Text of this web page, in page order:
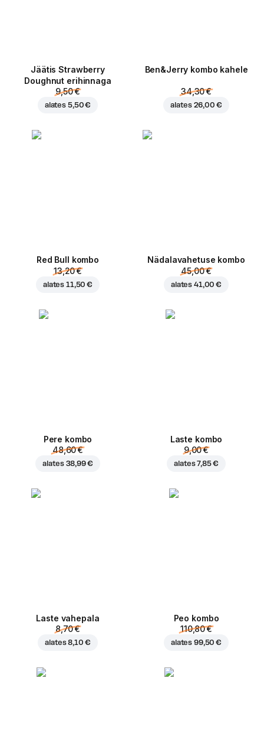
Jäätis Strawberry
Doughnut erihinnaga
9,50 €
alates 5,50 €
Ben&Jerry kombo kahele
34,30 €
alates 26,00 €
Red Bull kombo
13,20 €
alates 11,50 €
Nädalavahetuse kombo
45,00 €
alates 41,00 €
Pere kombo
48,60 €
alates 38,99 €
Laste kombo
9,00 €
alates7,85 €
Laste vahepala
8,70 €
alates8,10 €
Peo kombo
110,80 €
alates 99,50 €